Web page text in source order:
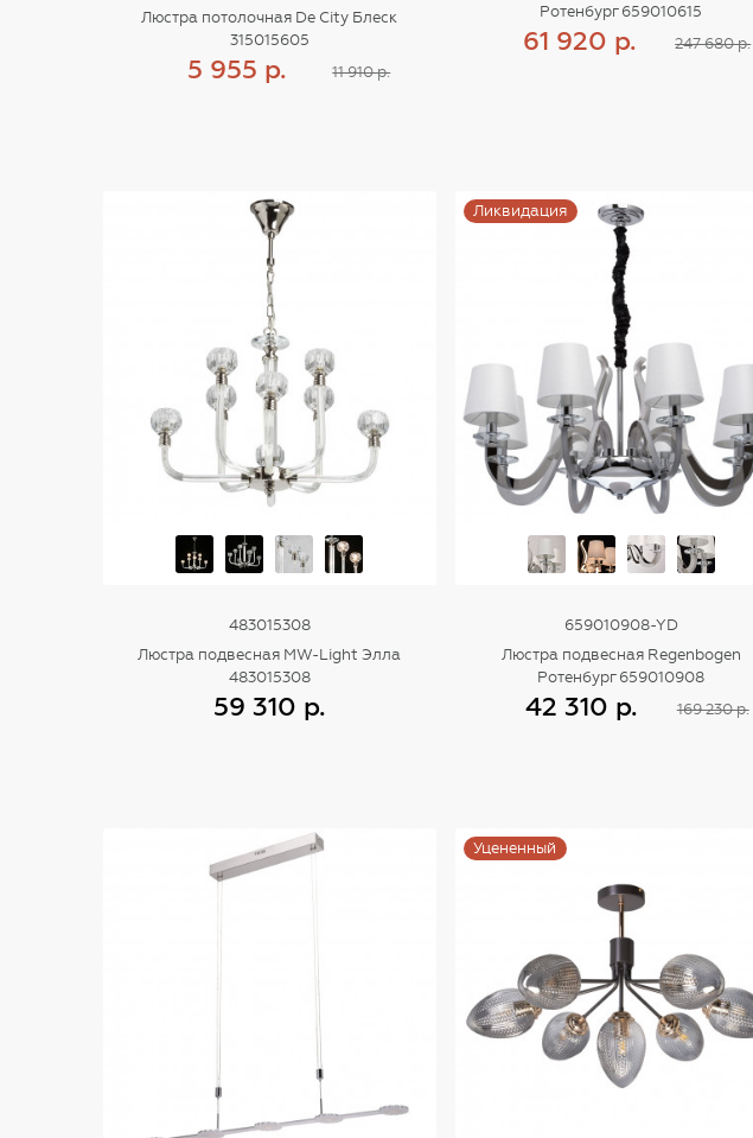
Люстра потолочная De City Блеск
315015605
5 955 р.
11 910 р.
Ротенбург 659010615
61 920 р.
247 680 р.
483015308
Люстра подвесная MW-Light Элла
483015308
59 310 р.
Ликвидация
659010908-YD
Люстра подвесная Regenbogen
Ротенбург 659010908
42 310 р.
169 230 р.
Уцененный